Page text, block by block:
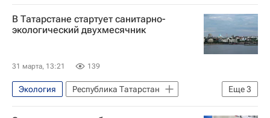
Роза Хутор
природа
В Татарстане стартует санитарно-
экологический двухмесячник
31 марта, 13:21 139
Еще3
Экология
Республика Татарстан
Рустам Минниханов